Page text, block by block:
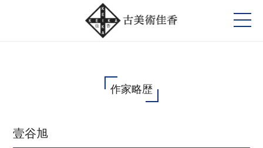
作家略歴
壹谷旭